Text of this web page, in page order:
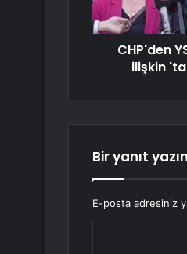
CHP'den
ilişkin
Bir yanıt yazın
E-posta adresiniz